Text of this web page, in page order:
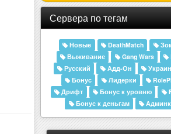
Сервера по тегам
Новые DeathMatch
Выживание
Gang Wars
Русский
Адд-Он
Бонус
Лидерки
Дрифт
Бонус к уровню
Бонус к деньгам